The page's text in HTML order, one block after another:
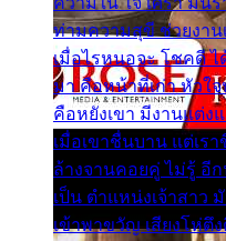
ท่ามความสุขี ช่วยงาน
เมื่อไรหนอจะ โชคดี
มา คือหน้าที่เก่า หัวใ
คือหยังเขา มีงานแต่ง
เมื่อเขาชื่นบาน แต่เร
ล้างจานคอยคู่ ไม่รู้ อี
เป็น ตำแหน่งเจ้าสาว
เข้าพาขวัญ เสียงโห่ตึ